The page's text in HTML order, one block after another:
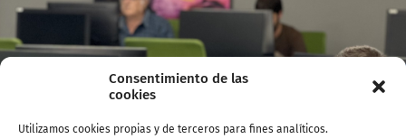
Consentimiento de las
cookies
Utilizamos cookies propias y de terceros para fines analíticos.